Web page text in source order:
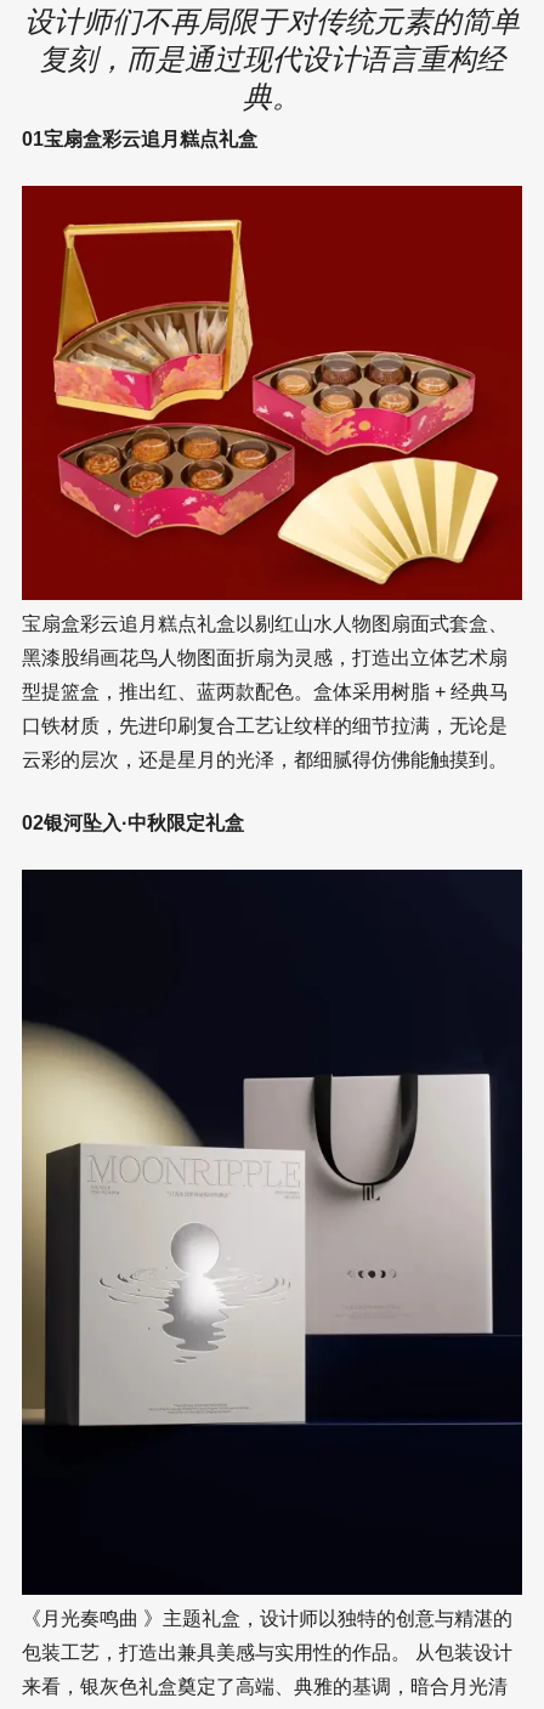
设计师们不再局限于对传统元素的简单
复刻，而是通过现代设计语言重构经
典。
01宝扇盒彩云追月糕点礼盒
宝扇盒彩云追月糕点礼盒以剔红山水人物图扇面式套盒、
黑漆股绢画花鸟人物图面折扇为灵感，打造出立体艺术扇
型提篮盒，推出红、蓝两款配色。盒体采用树脂 + 经典马
口铁材质，先进印刷复合工艺让纹样的细节拉满，无论是
云彩的层次，还是星月的光泽，都细腻得仿佛能触摸到。
02银河坠入·中秋限定礼盒
《月光奏鸣曲 》主题礼盒，设计师以独特的创意与精湛的
包装工艺，打造出兼具美感与实用性的作品。 从包装设计
来看，银灰色礼盒奠定了高端、典雅的基调，暗合月光清